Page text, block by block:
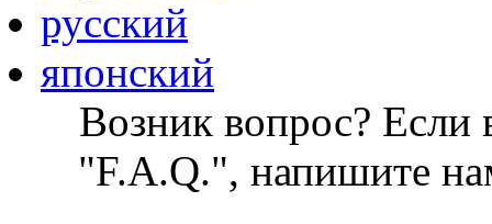
русский
японский
Возник вопрос? Если
"F.A.Q.", напишите